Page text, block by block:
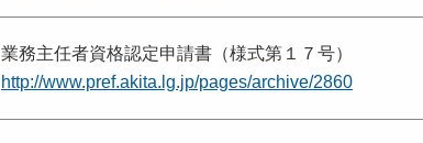
業務主任者資格認定申請書（様式第１７号）
http://www.pref.akita.lg.jp/pages/archive/2860